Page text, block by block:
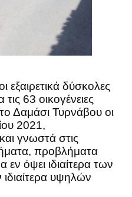
εξαιρετικά δύσκολες
63 οικογένειες
Δαμάσι Τυρνάβου οι
2021,
γνωστά στις
προβλήματα
εν όψει ιδιαίτερα των
υψηλών